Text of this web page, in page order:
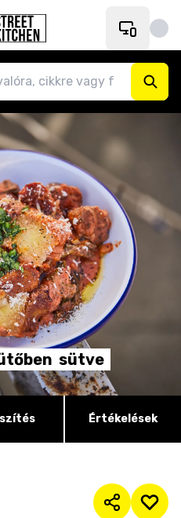
sütve
Értékelések